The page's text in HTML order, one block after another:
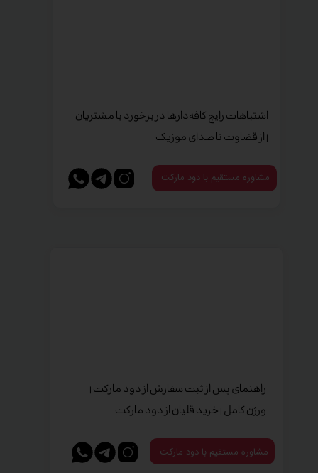
اشتباهات رایج کافه‌دارها در برخورد با مشتریان
| از قضاوت تا صدای موزیک
مشاوره مستقیم با دود مارکت
راهنمای پس از ثبت سفارش از دود مارکت |
ورژن کامل | خرید قلیان از دود مارکت
مشاوره مستقیم با دود مارکت